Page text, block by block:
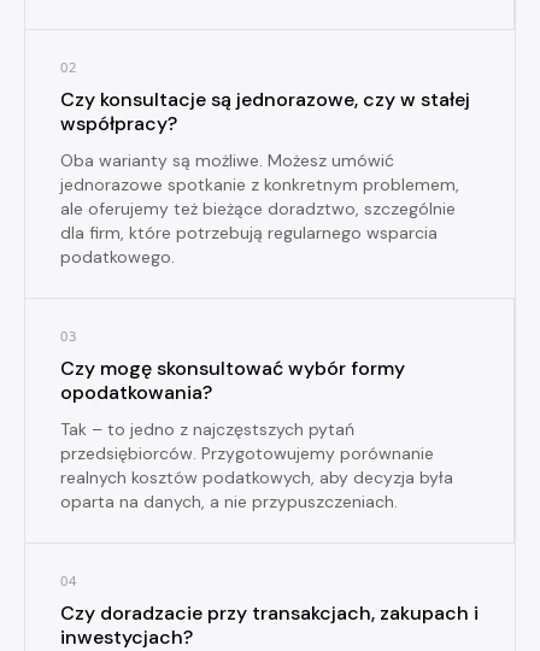
02
Czy konsultacje są jednorazowe, czy w stałej
współpracy?
Oba warianty są możliwe. Możesz umówić
jednorazowe spotkanie z konkretnym problemem,
ale oferujemy też bieżące doradztwo, szczególnie
dla firm, które potrzebują regularnego wsparcia
podatkowego.
03
Czy mogę skonsultować wybór formy
opodatkowania?
Tak – to jedno z najczęstszych pytań
przedsiębiorców. Przygotowujemy porównanie
realnych kosztów podatkowych, aby decyzja była
oparta na danych, a nie przypuszczeniach.
04
Czy doradzacie przy transakcjach, zakupach i
inwestycjach?